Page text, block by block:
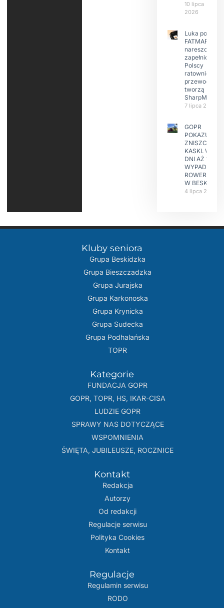
10 lipca
2026
Luka po
FATMAP-ie
nareszcie
zapełniona?
Polscy
ratownicy i
przewodnicy
tworzą
SharpMap
7 lipca 2026
GOPR
POKAZUJE
ZNISZCZONE
KASKI. W
DNI AŻ 15
WYPADKÓW
W
4 lipca 2026
Kluby seniora
Grupa Beskidzka​
Grupa Bieszczadzka
Grupa Jurajska
Grupa Karkonoska
Grupa Krynicka
Grupa Sudecka
Grupa Podhalańska
TOPR
Kategorie
FUNDACJA GOPR
GOPR, TOPR, HS, IKAR-CISA
LUDZIE GOPR
SPRAWY NAS DOTYCZĄCE
WSPOMNIENIA
ŚWIĘTA, JUBILEUSZE, ROCZNICE
Kontakt
Redakcja
Autorzy
Od redakcji
Regulacje serwisu
Polityka Cookies
Kontakt
Regulacje
Regulamin serwisu
RODO